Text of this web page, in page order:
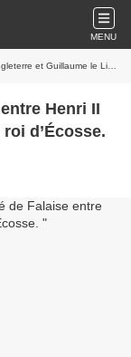
MENU
le Lion, roi d’Écosse.
Henri II
d’Écosse.